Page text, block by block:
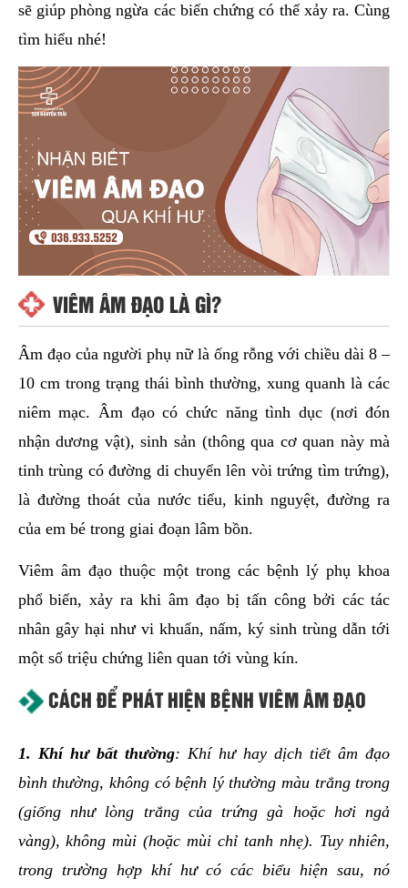
sẽ giúp phòng ngừa các biến chứng có thể xảy ra. Cùng
tìm hiểu nhé!
VIÊM ÂM ĐẠO LÀ GÌ?
Âm đạo của người phụ nữ là ống rỗng với chiều dài 8 –
10 cm trong trạng thái bình thường, xung quanh là các
niêm mạc. Âm đạo có chức năng tình dục (nơi đón
nhận dương vật), sinh sản (thông qua cơ quan này mà
tinh trùng có đường di chuyển lên vòi trứng tìm trứng),
là đường thoát của nước tiểu, kinh nguyệt, đường ra
của em bé trong giai đoạn lâm bồn.
Viêm âm đạo thuộc một trong các bệnh lý phụ khoa
phổ biến, xảy ra khi âm đạo bị tấn công bởi các tác
nhân gây hại như vi khuẩn, nấm, ký sinh trùng dẫn tới
một số triệu chứng liên quan tới vùng kín.
CÁCH ĐỂ PHÁT HIỆN BỆNH VIÊM ÂM ĐẠO
1. Khí hư bất thường: Khí hư hay dịch tiết âm đạo
bình thường, không có bệnh lý thường màu trắng trong
(giống như lòng trắng của trứng gà hoặc hơi ngả
vàng), không mùi (hoặc mùi chỉ tanh nhẹ). Tuy nhiên,
trong trường hợp khí hư có các biểu hiện sau, nó